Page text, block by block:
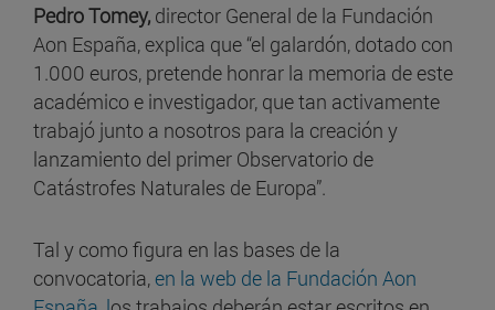
Pedro Tomey, director General de la Fundación
Aon España, explica que “el galardón, dotado con
1.000 euros, pretende honrar la memoria de este
académico e investigador, que tan activamente
trabajó junto a nosotros para la creación y
lanzamiento del primer Observatorio de
Catástrofes Naturales de Europa”.
Tal y como figura en las bases de la
convocatoria, en la web de la Fundación Aon